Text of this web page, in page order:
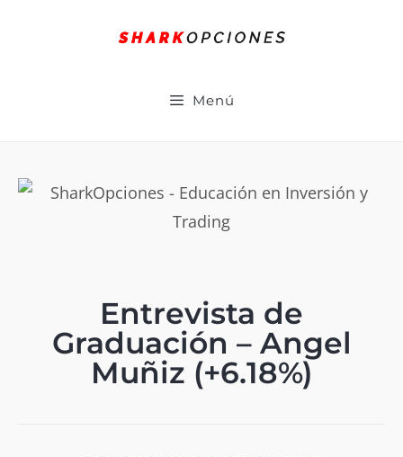
Menú
Entrevista de
Graduación – Angel
Muñiz (+6.18%)